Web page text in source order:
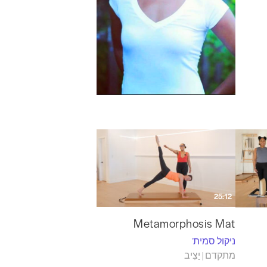
25:12
Metamorphosis Mat
ניקול סמית'
מתקדם | יַצִיב